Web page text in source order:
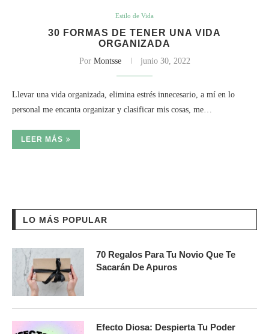
Estilo de Vida
30 FORMAS DE TENER UNA VIDA
ORGANIZADA
Por Montsse junio 30, 2022
Llevar una vida organizada, elimina estrés innecesario, a mí en lo
personal me encanta organizar y clasificar mis cosas, me…
LEER MÁS
LO MÁS POPULAR
70 Regalos Para Tu Novio Que Te
Sacarán De Apuros
Efecto Diosa: Despierta Tu Poder